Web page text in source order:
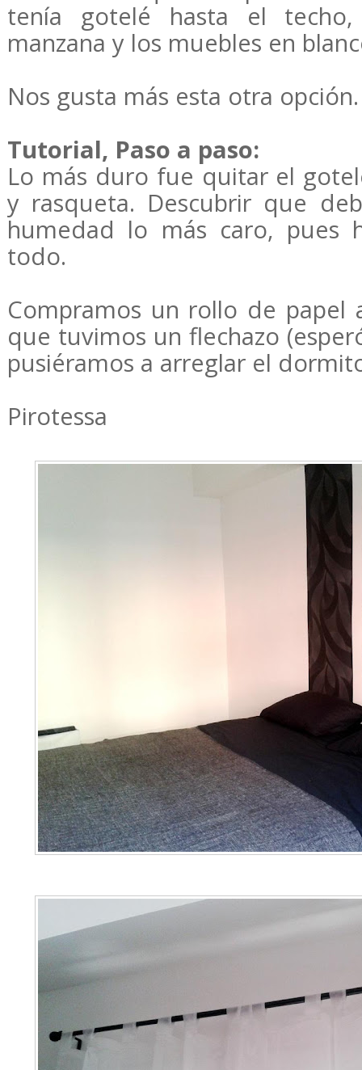
tenía gotelé hasta el
manzana y los muebles en
Nos gusta más esta otra opción.
Tutorial, Paso a paso:
Lo más duro fue quitar el
y rasqueta. Descubrir que
humedad lo más caro, pues
todo.
Compramos un rollo de papel
que tuvimos un flechazo
pusiéramos a arreglar el
Pirotessa